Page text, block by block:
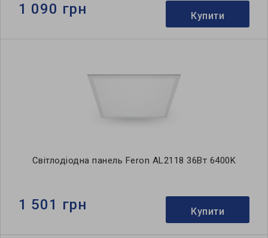
1 090 грн Купити
Світлодіодна панель Feron AL2118 36Вт 6400K
1 501 грн Купити